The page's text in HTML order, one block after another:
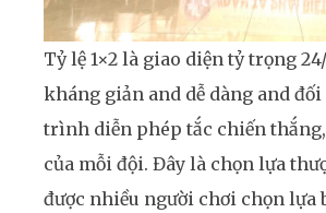
Tỷ lệ 1×2 là giao diện tỷ trọng
kháng giản and dễ dàng and
trình diễn phép tắc chiến
của mỗi đội. Đây là chọn lựa
được nhiều người chơi chọn lựa